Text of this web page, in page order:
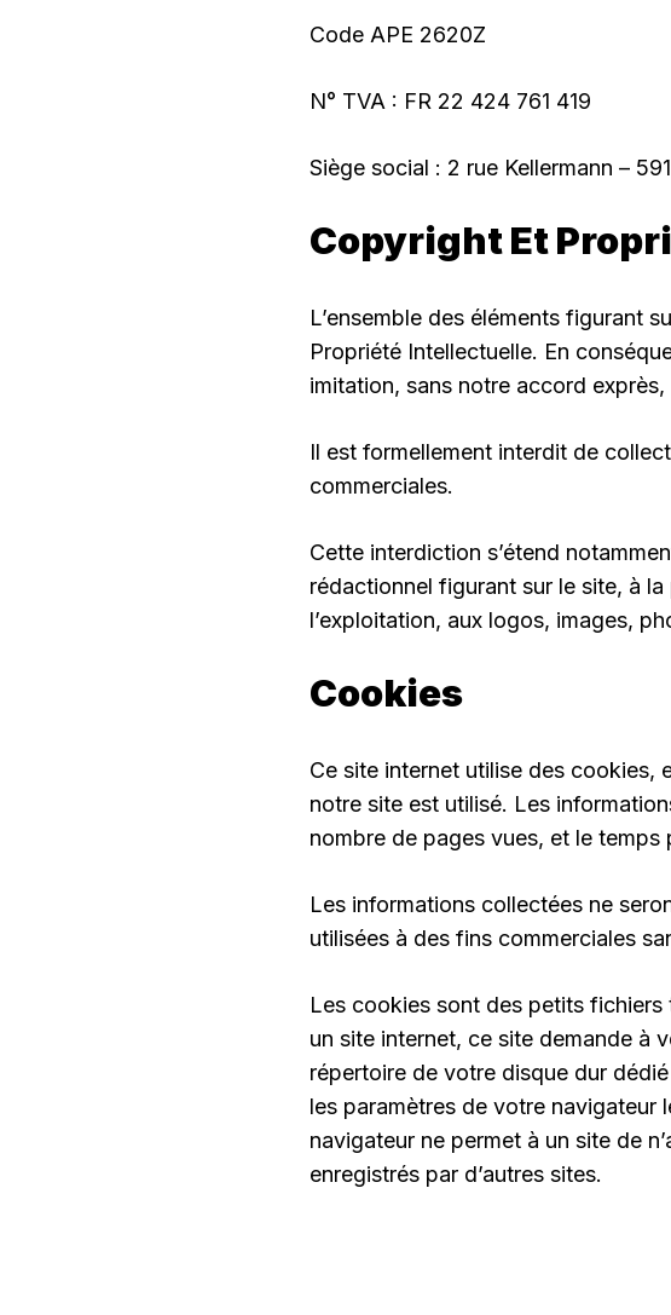
Code APE 2620Z
N° TVA : FR 22 424 761 419
Siège social : 2 rue Kellermann –
Copyright Et
L’ensemble des éléments figurant
Propriété Intellectuelle. En
imitation, sans notre accord
Il est formellement interdit de
commerciales.
Cette interdiction s’étend
rédactionnel figurant sur le site, à
l’exploitation, aux logos, images,
Cookies
Ce site internet utilise des cookies,
notre site est utilisé. Les
nombre de pages vues, et le temps
Les informations collectées ne
utilisées à des fins commerciales
Les cookies sont des petits
un site internet, ce site demande à
répertoire de votre disque dur
les paramètres de votre
navigateur ne permet à un site de
enregistrés par d’autres sites.